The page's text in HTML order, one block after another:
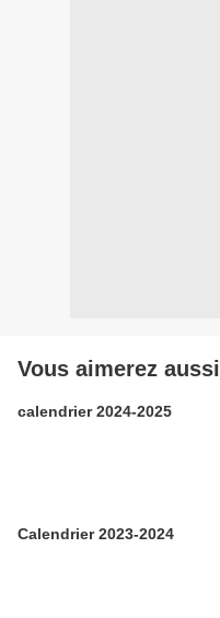
Vous aimerez aussi
calendrier 2024-2025
Calendrier 2023-2024